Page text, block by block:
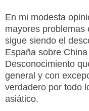
En mi modesta
mayores problemas
sigue siendo el
España sobre
Desconocimiento
general y con
verdadero por todo
asiático.